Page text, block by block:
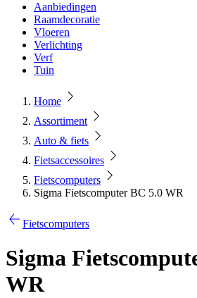
Aanbiedingen
Raamdecoratie
Vloeren
Verlichting
Verf
Tuin
Home
Assortiment
Auto & fiets
Fietsaccessoires
Fietscomputers
Sigma Fietscomputer BC 5.0 WR
Fietscomputers
Sigma
WR